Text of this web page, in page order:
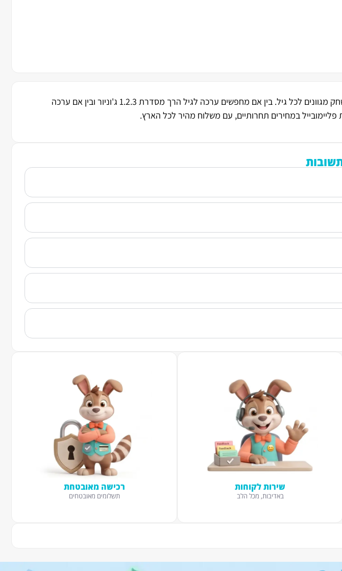
פליימובייל היא אחת ממערכות הצעצועים האהובות בעולם, המציעה דמויות, כלי רכב ועולמות משחק מגוונים לכל גיל. בין אם מחפשים ערכה לגיל הרך מסדרת 1.2.3 ג'וניור ובין אם ערכה
במחירים תחרותיים, עם משלוח מהיר לכל הארץ.
שירות לקוחות
באדיבות, מכל הלב
רכישה מאובטחת
תשלומים מאובטחים